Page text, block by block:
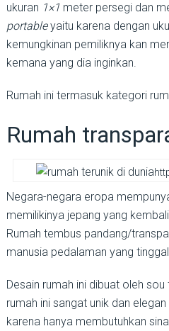
ukuran 1×1 meter persegi dan
portableyaitu karena dengan
kemungkinan pemiliknya kan
kemana yang dia inginkan.
Rumah ini termasuk kategori
Rumah
Negara-negara eropa
memilikinya jepang yang
Rumah tembus pandang/
manusia pedalaman yang
Desain rumah ini dibuat oleh
rumah ini sangat unik dan
karena hanya membutuhkan